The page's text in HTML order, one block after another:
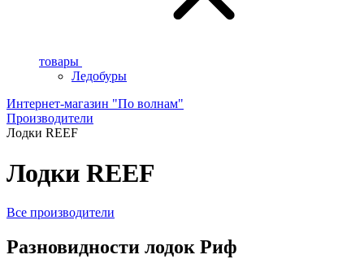
товары
Ледобуры
Интернет-магазин "По волнам"
Производители
Лодки REEF
Лодки REEF
Все производители
Разновидности лодок Риф